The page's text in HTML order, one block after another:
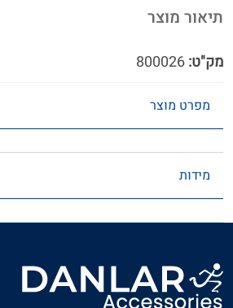
תיאור מוצר
מק"ט:
מפרט מוצר
מידות